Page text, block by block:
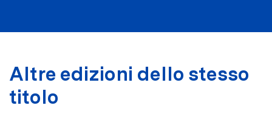
Altre edizioni dello stesso
titolo